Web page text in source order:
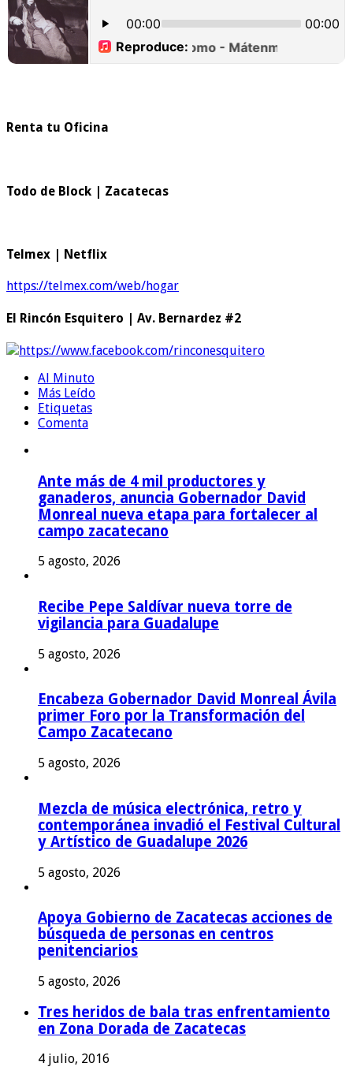
Renta tu Oficina
Todo de Block | Zacatecas
Telmex | Netflix
https://telmex.com/web/hogar
El Rincón Esquitero | Av. Bernardez #2
https://www.facebook.com/rinconesquitero
Al Minuto
Más Leído
Etiquetas
Comenta
Ante más de 4 mil productores y
ganaderos, anuncia Gobernador David
Monreal nueva etapa para fortalecer al
campo zacatecano
5 agosto, 2026
Recibe Pepe Saldívar nueva torre de
vigilancia para Guadalupe
5 agosto, 2026
Encabeza Gobernador David Monreal Ávila
primer Foro por la Transformación del
Campo Zacatecano
5 agosto, 2026
Mezcla de música electrónica, retro y
contemporánea invadió el Festival Cultural
y Artístico de Guadalupe 2026
5 agosto, 2026
Apoya Gobierno de Zacatecas acciones de
búsqueda de personas en centros
penitenciarios
5 agosto, 2026
Tres heridos de bala tras enfrentamiento
en Zona Dorada de Zacatecas
4 julio, 2016